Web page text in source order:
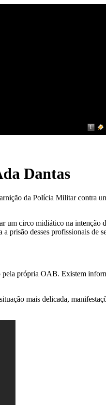
Dantas
da Polícia Militar contra
circo midiático na intenção
prisão desses profissionais de
própria OAB. Existem
mais delicada,